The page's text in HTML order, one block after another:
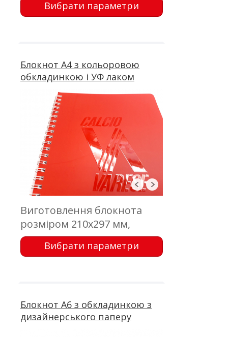
друк з вибірковим УФ
Вибрати параметри
Блокнот А4 з кольоровою
обкладинкою і УФ лаком
Виготовлення блокнота
розміром 210х297 мм,
обкладинка - цифровий
друк з вибірковим УФ
Вибрати параметри
Блокнот А6 з обкладинкою з
дизайнерського паперу